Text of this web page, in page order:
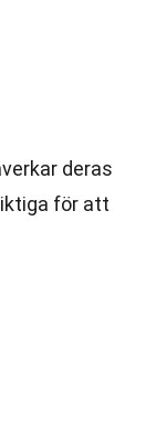
deras
för att